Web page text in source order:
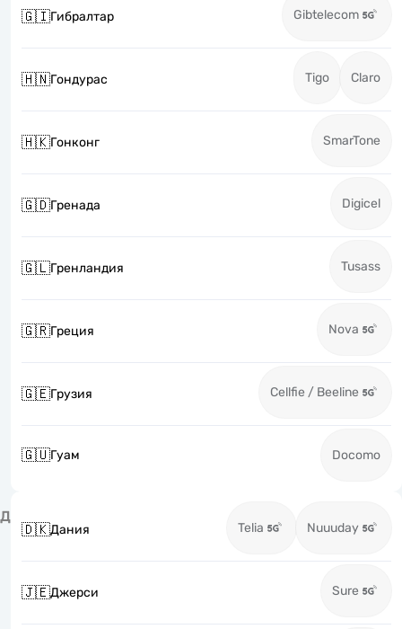
🇬🇮Гибралтар Gibtelecom
🇭🇳Гондурас Tigo Claro
🇭🇰Гонконг SmarTone
🇬🇩Гренада Digicel
🇬🇱Гренландия Tusass
🇬🇷Греция Nova
🇬🇪Грузия Cellfie / Beeline
🇬🇺Гуам Docomo
Д
🇩🇰Дания Telia Nuuuday
🇯🇪Джерси Sure